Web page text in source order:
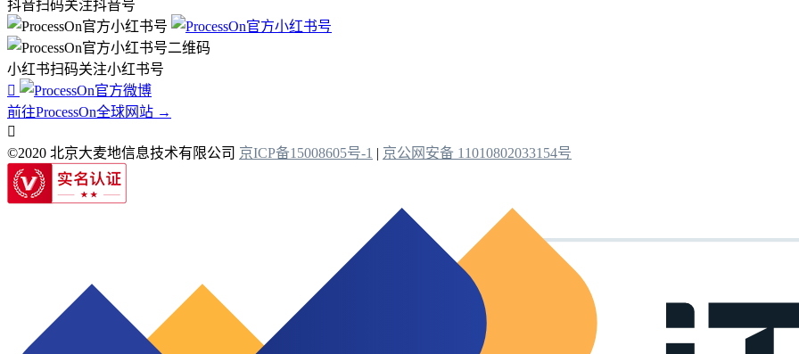
抖音扫码关注抖音号
小红书扫码关注小红书号

前往ProcessOn全球网站 →

©2020 北京大麦地信息技术有限公司 京ICP备15008605号-1 | 京公网安备 11010802033154号